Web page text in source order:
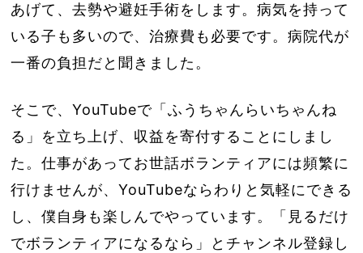
あげて、去勢や避妊手術をします。病気を持って
いる子も多いので、治療費も必要です。病院代が
一番の負担だと聞きました。
そこで、YouTubeで「ふうちゃんらいちゃんね
る」を立ち上げ、収益を寄付することにしまし
た。仕事があってお世話ボランティアには頻繁に
行けませんが、YouTubeならわりと気軽にできる
し、僕自身も楽しんでやっています。「見るだけ
でボランティアになるなら」とチャンネル登録し